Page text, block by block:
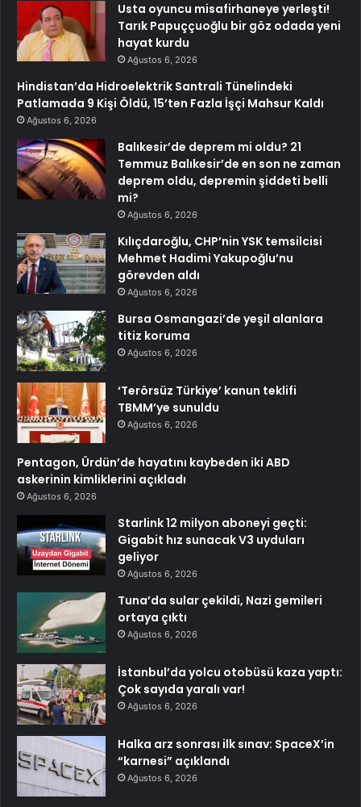
Usta oyuncu misafirhaneye yerleşti!
Tarık Papuççuoğlu bir göz odada yeni
hayat kurdu
Ağustos 6, 2026
Hindistan’da Hidroelektrik Santrali Tünelindeki
Patlamada 9 Kişi Öldü, 15’ten Fazla İşçi Mahsur Kaldı
Ağustos 6, 2026
Balıkesir’de deprem mi oldu? 21
Temmuz Balıkesir’de en son ne zaman
deprem oldu, depremin şiddeti belli
mi?
Ağustos 6, 2026
Kılıçdaroğlu, CHP’nin YSK temsilcisi
Mehmet Hadimi Yakupoğlu’nu
görevden aldı
Ağustos 6, 2026
Bursa Osmangazi’de yeşil alanlara
titiz koruma
Ağustos 6, 2026
‘Terörsüz Türkiye’ kanun teklifi
TBMM’ye sunuldu
Ağustos 6, 2026
Pentagon, Ürdün’de hayatını kaybeden iki ABD
askerinin kimliklerini açıkladı
Ağustos 6, 2026
Starlink 12 milyon aboneyi geçti:
Gigabit hız sunacak V3 uyduları
geliyor
Ağustos 6, 2026
Tuna’da sular çekildi, Nazi gemileri
ortaya çıktı
Ağustos 6, 2026
İstanbul’da yolcu otobüsü kaza yaptı:
Çok sayıda yaralı var!
Ağustos 6, 2026
Halka arz sonrası ilk sınav: SpaceX’in
“karnesi” açıklandı
Ağustos 6, 2026